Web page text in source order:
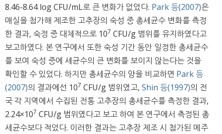
8.46-8.64 log CFU/mL로 큰 변화가 없었다. Park 등(2007)은
매실을 첨가해 제조한 고추장의 숙성 중 총세균수 변화를 측정
한 결과, 숙정 중 대체적으로 107 CFU/g 범위를 유지하였다고
보고하였다. 본 연구에서 또한 숙성 기간 동안 일정한 총세균수
를 보여 숙성 중에 세균수의 큰 변화를 보이지 않는다는 것을
확인할 수 있었다. 하지만 총세균수의 양을 비교하면 Park 등
(2007)의 결과에선 107 CFU/g 범위였고, Shin 등(1997)의 전
국 각 지역에서 수집된 전통 고추장의 총세균수를 측정한 결과,
2.24×107 CFU/g 범위였다고 보고 하여 본 연구에서 측정된 총
세균수보다 적었다. 이러한 결과는 고추장 제조 시 첨가된 메주